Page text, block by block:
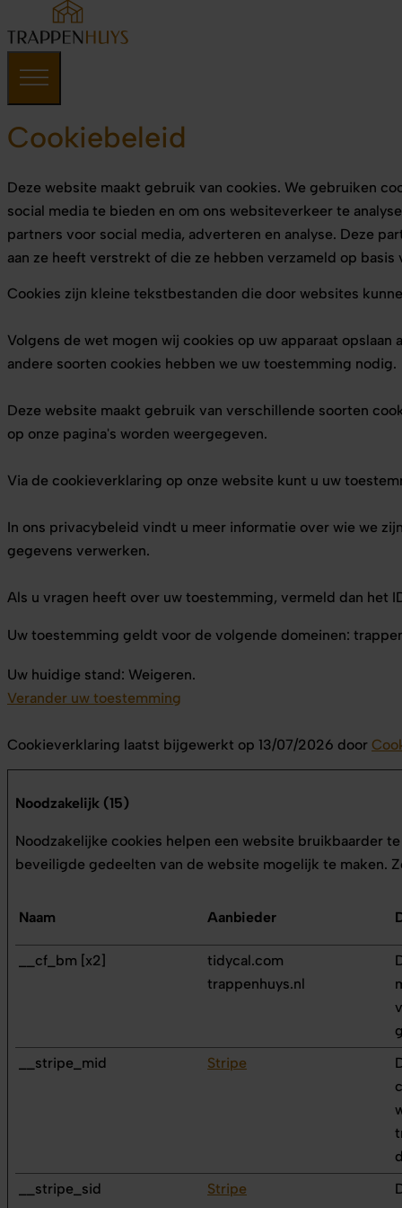
Cookiebeleid
Deze website maakt gebruik van cookies. We gebruiken
social media te bieden en om ons websiteverkeer te
partners voor social media, adverteren en analyse. Deze
aan ze heeft verstrekt of die ze hebben verzameld op
Cookies zijn kleine tekstbestanden die door websites
Volgens de wet mogen wij cookies op uw apparaat
andere soorten cookies hebben we uw toestemming nodig.
Deze website maakt gebruik van verschillende soorten
op onze pagina's worden weergegeven.
Via de cookieverklaring op onze website kunt u uw
In ons privacybeleid vindt u meer informatie over wie we
gegevens verwerken.
Als u vragen heeft over uw toestemming, vermeld dan het
Uw toestemming geldt voor de volgende domeinen:
Uw huidige stand: Weigeren.
Verander uw toestemming
Cookieverklaring laatst bijgewerkt op 13/07/2026 door
Noodzakelijk (15)
Noodzakelijke cookies helpen een website bruikbaarder
beveiligde gedeelten van de website mogelijk te maken.
Naam Aanbieder
__cf_bm [x2]
tidycal.com
trappenhuys.nl
__stripe_mid
Stripe
__stripe_sid
Stripe